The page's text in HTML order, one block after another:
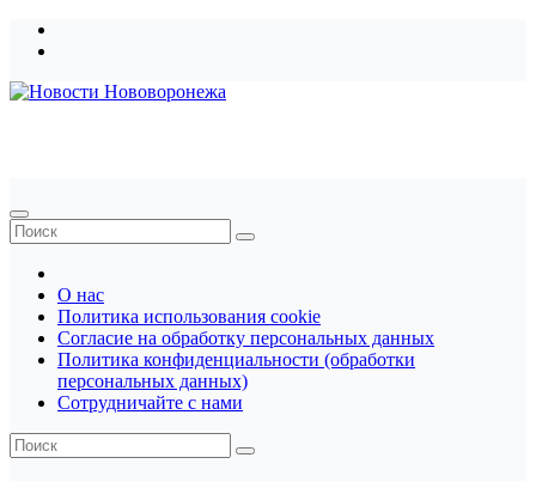
Перейти
О нас
Политика использования cookie
Согласие на обработку персональных данных
Политика конфиденциальности (обработки
персональных данных)
Сотрудничайте с нами